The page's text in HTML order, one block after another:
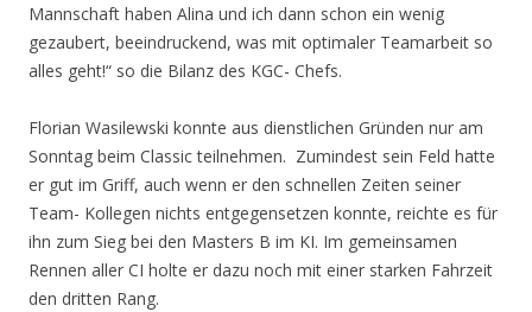
Mannschaft haben Alina und ich dann schon ein wenig
gezaubert, beeindruckend, was mit optimaler Teamarbeit so
alles geht!“ so die Bilanz des KGC- Chefs.
Florian Wasilewski konnte aus dienstlichen Gründen nur am
Sonntag beim Classic teilnehmen. Zumindest sein Feld hatte
er gut im Griff, auch wenn er den schnellen Zeiten seiner
Team- Kollegen nichts entgegensetzen konnte, reichte es für
ihn zum Sieg bei den Masters B im KI. Im gemeinsamen
Rennen aller CI holte er dazu noch mit einer starken Fahrzeit
den dritten Rang.